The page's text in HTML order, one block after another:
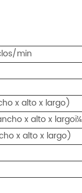
min
x alto x largo)
x alto x largoï¼
x alto x largo)